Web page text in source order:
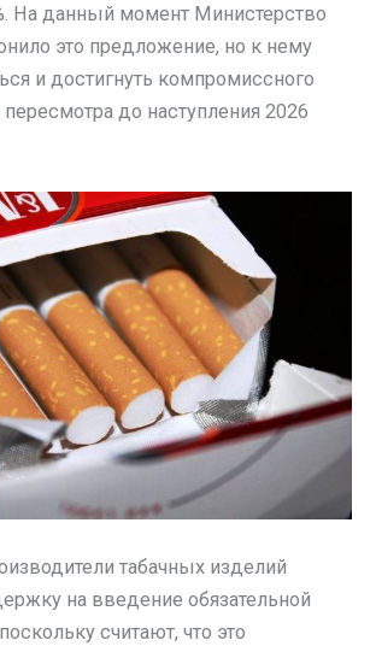
На данный момент Министерство
это предложение, но к нему
и достигнуть компромиссного
до наступления 2026
табачных изделий
на введение обязательной
считают, что это